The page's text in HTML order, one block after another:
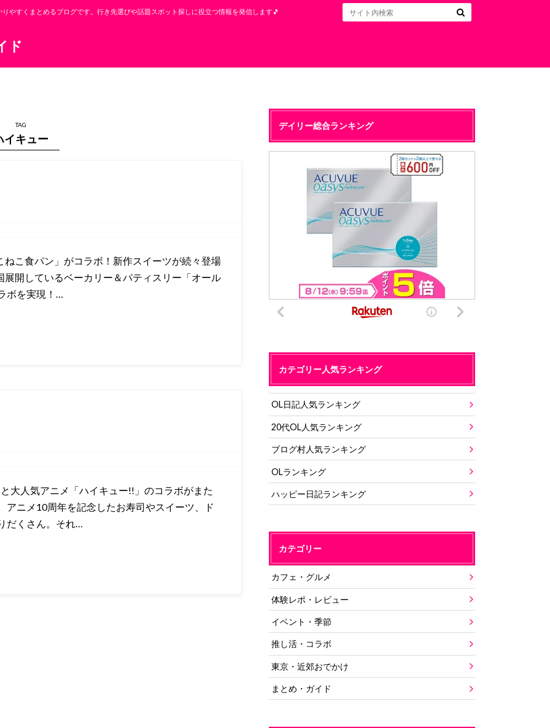
ド
やすくまとめるブログです。行き先選びや話題スポット探しに役立つ情報を発信します🎵
TAG
イキュー
こ食パン」がコラボ！新作スイーツが続々登場
開しているベーカリー＆パティスリー「オール
ボを実現！…
大人気アニメ「ハイキュー!!」のコラボがまた
ニメ10周年を記念したお寿司やスイーツ、ド
だくさん。それ…
デイリー総合ランキング
カテゴリー人気ランキング
OL日記人気ランキング
20代OL人気ランキング
ブログ村人気ランキング
OLランキング
ハッピー日記ランキング
カテゴリー
カフェ・グルメ
体験レポ・レビュー
イベント・季節
推し活・コラボ
東京・近郊おでかけ
まとめ・ガイド